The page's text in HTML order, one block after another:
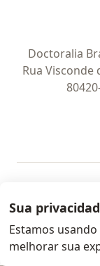
Doctoralia
Rua Visconde
Portugal,
Sua
Estamos
melhorar sua